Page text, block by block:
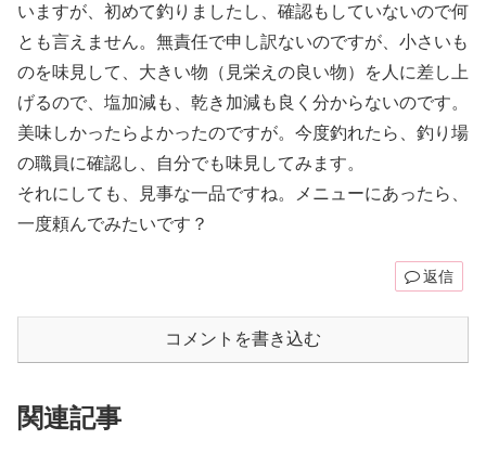
いますが、初めて釣りましたし、確認もしていないので何
とも言えません。無責任で申し訳ないのですが、小さいも
のを味見して、大きい物（見栄えの良い物）を人に差し上
げるので、塩加減も、乾き加減も良く分からないのです。
美味しかったらよかったのですが。今度釣れたら、釣り場
の職員に確認し、自分でも味見してみます。
それにしても、見事な一品ですね。メニューにあったら、
一度頼んでみたいです？
返信
コメントを書き込む
関連記事